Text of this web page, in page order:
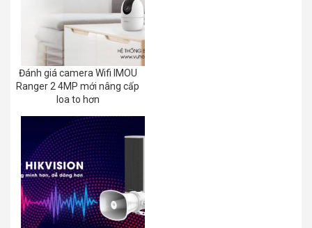
Đánh giá camera Wifi IMOU
Ranger 2 4MP mới nâng cấp
loa to hơn